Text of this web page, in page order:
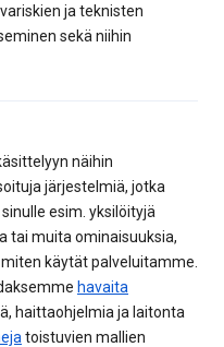
ja teknisten
sekä niihin
näihin
järjestelmiä, jotka
esim. yksilöityjä
tai muita ominaisuuksia,
käytät palveluitamme.
havaita
haittaohjelmia ja laitonta
toistuvien mallien